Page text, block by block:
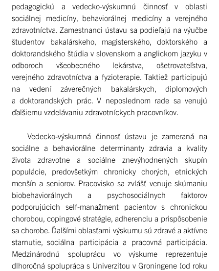
pedagogickú a vedecko-výskumnú činnosť v oblasti
sociálnej medicíny, behaviorálnej medicíny a verejného
zdravotníctva. Zamestnanci ústavu sa podieľajú na výučbe
študentov bakalárskeho, magisterského, doktorského a
doktorandského štúdia v slovenskom a anglickom jazyku v
odboroch všeobecného lekárstva, ošetrovateľstva,
verejného zdravotníctva a fyzioterapie. Taktiež participujú
na vedení záverečných bakalárskych, diplomových
a doktorandských prác. V neposlednom rade sa venujú
ďalšiemu vzdelávaniu zdravotníckych pracovníkov.
Vedecko-výskumná činnosť ústavu je zameraná na
sociálne a behaviorálne determinanty zdravia a kvality
života zdravotne a sociálne znevýhodnených skupín
populácie, predovšetkým chronicky chorých, etnických
menšín a seniorov. Pracovisko sa zvlášť venuje skúmaniu
biobehaviorálnych a psychosociálnych faktorov
podporujúcich self-manažment pacientov s chronickou
chorobou, copingové stratégie, adherenciu a prispôsobenie
sa chorobe. Ďalšími oblasťami výskumu sú zdravé a aktívne
starnutie, sociálna participácia a pracovná participácia.
Medzinárodnú spoluprácu vo výskume reprezentuje
dlhoročná spolupráca s Univerzitou v Groningene (od roku